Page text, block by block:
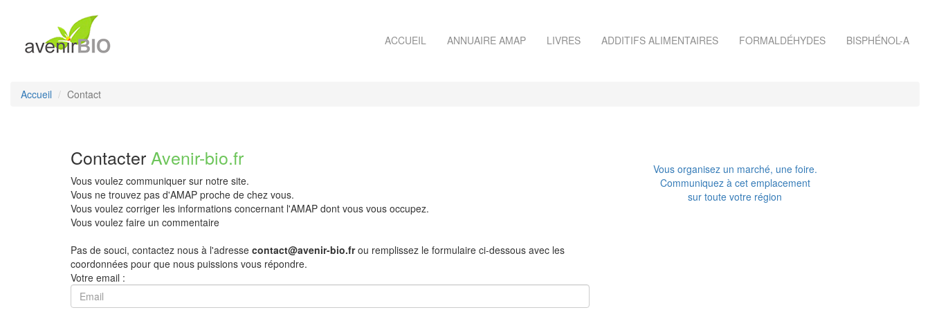
ACCUEIL ANNUAIRE AMAP LIVRES ADDITIFS ALIMENTAIRES FORMALDÉHYDES BISPHÉNOL-A
Accueil Contact
Contacter Avenir-bio.fr
Vous voulez communiquer sur notre site.
Vous ne trouvez pas d'AMAP proche de chez vous.
Vous voulez corriger les informations concernant l'AMAP dont vous vous occupez.
Vous voulez faire un commentaire
Pas de souci, contactez nous à l'adresse contact@avenir-bio.frou remplissez le formulaire ci-dessous avec les
coordonnées pour que nous puissions vous répondre.
Votre email :
Vous organisez un marché, une foire.
Communiquez à cet emplacement
sur toute votre région